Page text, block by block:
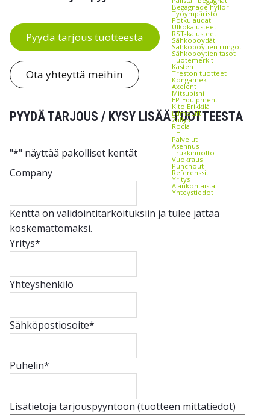
Begagnade hyllor
Työympäristö
Potkulaudat
Ulkokalusteet
RST-kalusteet
Sähköpöydät
Sähköpöytien rungot
Sähköpöytien tasot
Tuotemerkit
Kasten
Treston tuotteet
Kongamek
Axelent
Mitsubishi
EP-Equipment
Kito Erikkilä
EdmoLift
Zallys
Rocla
THTT
Palvelut
Asennus
Trukkihuolto
Vuokraus
Punchout
Referenssit
Yritys
Ajankohtaista
Yhteystiedot
Pyydä tarjous tuotteesta
Ota yhteyttä meihin
PYYDÄ TARJOUS / KYSY LISÄÄ TUOTTEESTA
"*" näyttää pakolliset kentät
Company
Kenttä on validointitarkoituksiin ja tulee jättää
koskemattomaksi.
Yritys*
Yhteyshenkilö
Sähköpostiosoite*
Puhelin*
Lisätietoja tarjouspyyntöön (tuotteen mittatiedot)